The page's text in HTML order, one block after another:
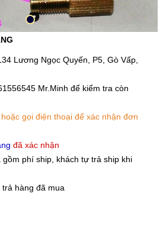
Lương Ngọc Quyến, P5, Gò Vấp,
Mr.Minh để kiểm tra còn
gọi điện thoại để xác nhận đơn
đã xác nhận
phí ship, khách tự trả ship khi
hàng đã mua